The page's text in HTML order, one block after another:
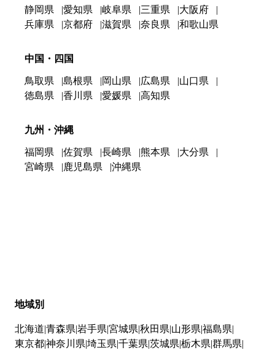
静岡県 愛知県 岐阜県 三重県
大阪府
兵庫県
京都府 滋賀県 奈良県 和歌山県
中国・四国
鳥取県 島根県 岡山県 広島県
山口県
徳島県
香川県 愛媛県 高知県
九州・沖縄
福岡県 佐賀県 長崎県 熊本県
大分県
宮崎県
鹿児島県 沖縄県
地域別
北海道 青森県 岩手県 宮城県 秋田県 山形県 福島県
東京都神奈川県 埼玉県 千葉県 茨城県 栃木県 群馬県